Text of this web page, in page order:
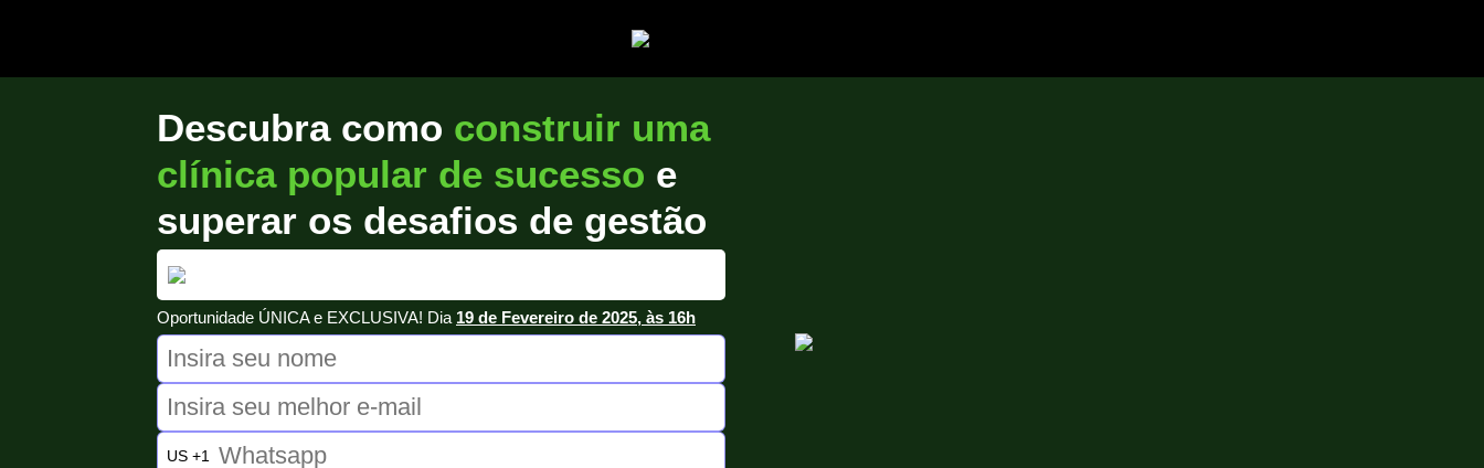
Descubra como construir uma
clínica popular de sucesso e
superar os desafios de gestão
Oportunidade ÚNICA e EXCLUSIVA! Dia 19 de Fevereiro de 2025, às 16h
US +1